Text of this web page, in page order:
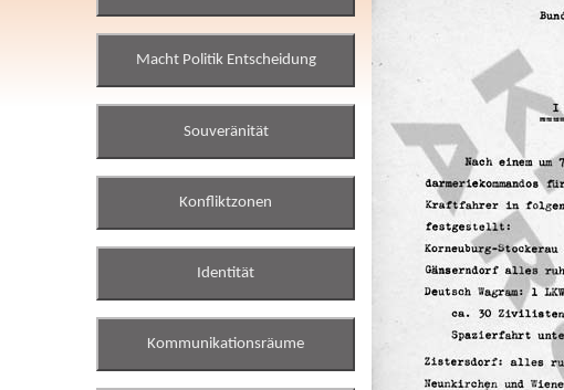
Macht Politik Entscheidung
Souveränität
Konfliktzonen
Identität
Kommunikationsräume